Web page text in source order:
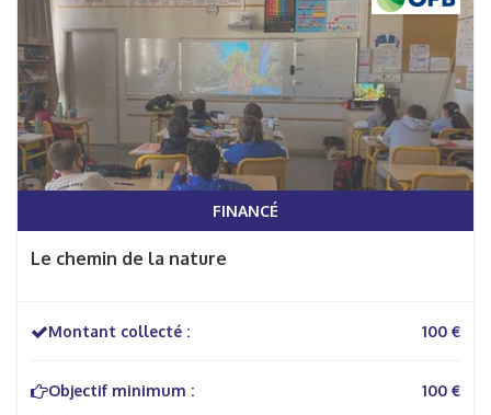
FINANCÉ
Le chemin de la nature
Montant collecté : 100 €
Objectif minimum :
100 €